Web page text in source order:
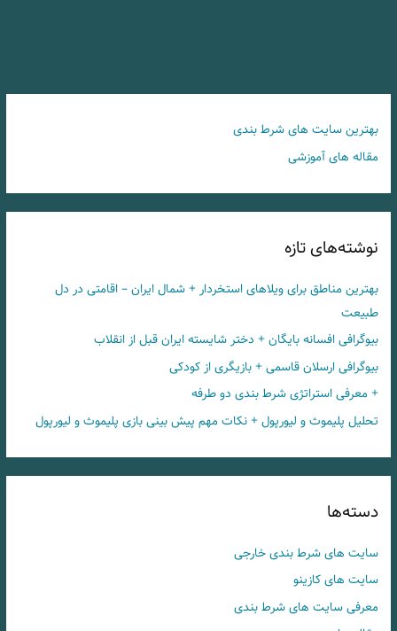
بهترین سایت های شرط بندی
مقاله های آموزشی
نوشته‌های تازه
بهترین مناطق برای ویلاهای استخردار + شمال ایران – اقامتی در دل
طبیعت
بیوگرافی افسانه بایگان + دختر شایسته ایران قبل از انقلاب
بیوگرافی ارسلان قاسمی + بازیگری از کودکی
+ معرفی استراتژی شرط بندی دو طرفه
تحلیل پلیموث و لیورپول + نکات مهم پیش بینی بازی پلیموث و لیورپول
دسته‌ها
سایت های شرط بندی خارجی
سایت های کازینو
معرفی سایت های شرط بندی